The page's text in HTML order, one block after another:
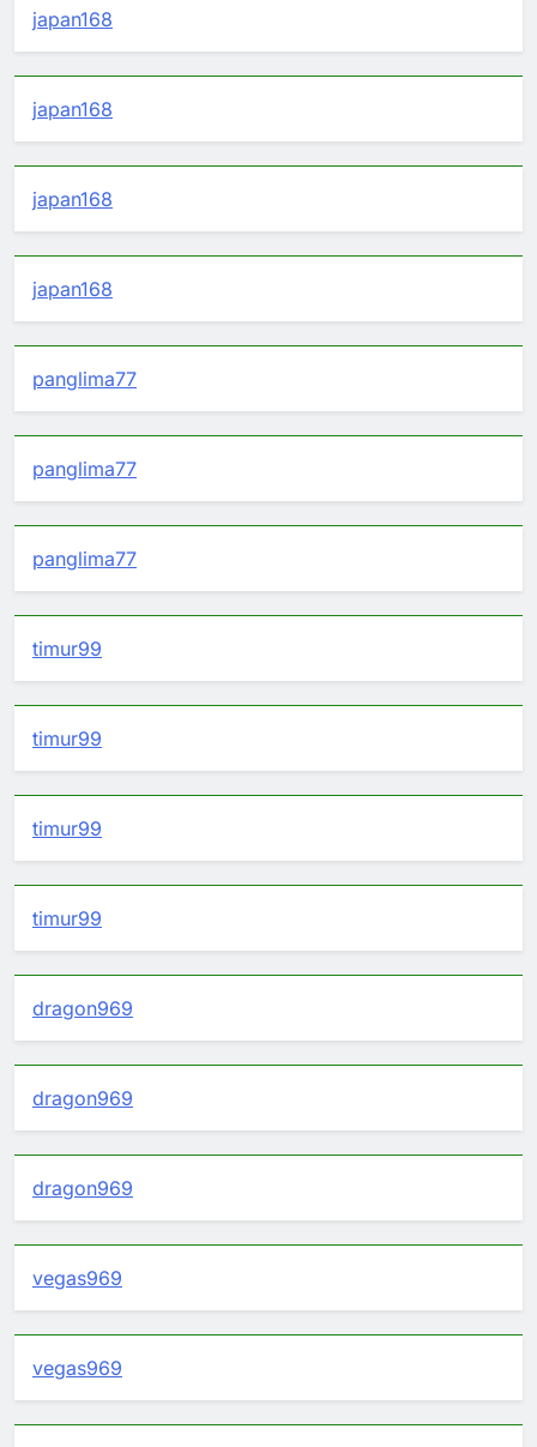
japan168
japan168
japan168
japan168
panglima77
panglima77
panglima77
timur99
timur99
timur99
timur99
dragon969
dragon969
dragon969
vegas969
vegas969